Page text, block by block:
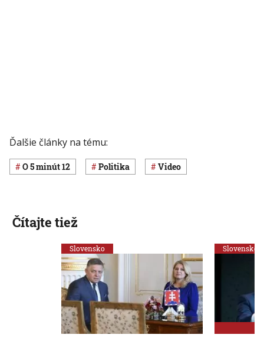
Ďalšie články na tému:
O 5 minút 12 Politika Video
Čítajte tiež
Slovensko Slovensko